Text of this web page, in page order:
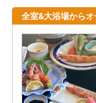
全室&大浴場から